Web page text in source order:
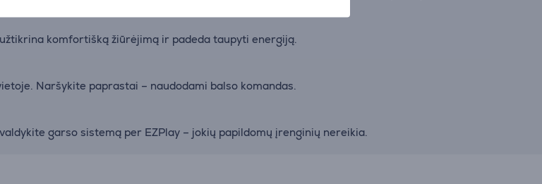
komfortišką žiūrėjimą ir padeda taupyti energiją.
Naršykite paprastai – naudodami balso komandas.
garso sistemą per EZPlay – jokių papildomų įrenginių nereikia.